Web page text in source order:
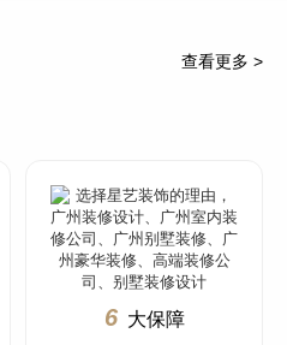
查看更多 >
6 大保障